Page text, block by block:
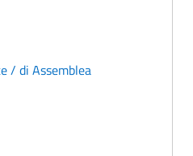
/ di Assemblea